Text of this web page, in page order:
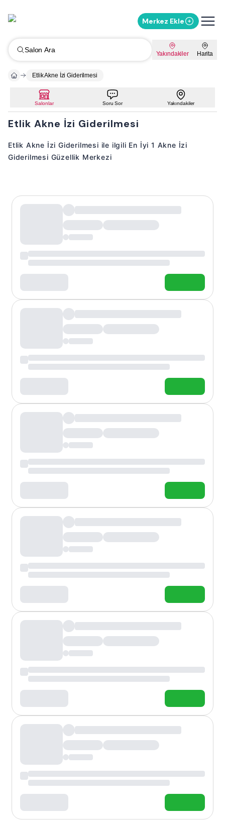
Merkez Ekle
Salon Ara Yakındakiler Harita
Etlik Akne İzi Giderilmesi
Salonlar Soru Sor Yakındakiler
Etlik Akne İzi Giderilmesi
Etlik Akne İzi Giderilmesi ile ilgili En İyi 1 Akne İzi
Giderilmesi Güzellik Merkezi